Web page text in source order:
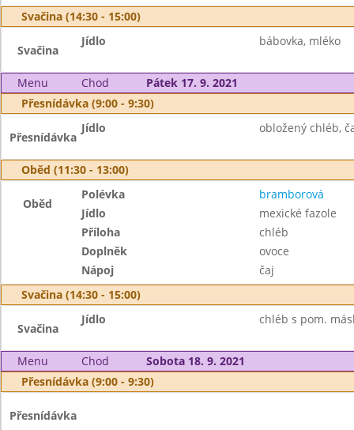
Svačina (14:30 - 15:00)
Svačina
Jídlo bábovka, mléko
Menu Chod
Pátek 17. 9. 2021
Přesnídávka (9:00 - 9:30)
Přesnídávka
Jídlo obložený chléb,
Oběd (11:30 - 13:00)
Oběd
Polévka
bramborová
Jídlo
mexické fazole
Příloha
chléb
Doplněk
ovoce
Nápoj
čaj
Svačina (14:30 - 15:00)
Svačina
Jídlo chléb s pom.
Menu Chod
Sobota 18. 9. 2021
Přesnídávka (9:00 - 9:30)
Přesnídávka